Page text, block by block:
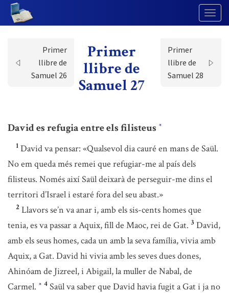
Primer
llibre de
Samuel 26
Primer
llibre de
Samuel 27
Primer
llibre de
Samuel 28
David es refugia entre els filisteus *
1 David va pensar: «Qualsevol dia cauré en mans de Saül.
No em queda més remei que refugiar-me al país dels
filisteus. Només així Saül deixarà de perseguir-me dins el
territori d’Israel i estaré fora del seu abast.»
2 Llavors se’n va anar i, amb els sis-cents homes que
tenia, es va passar a Aquix, fill de Maoc, rei de Gat. 3 David,
amb els seus homes, cada un amb la seva família, vivia amb
Aquix, a Gat. David hi vivia amb les seves dues dones,
Ahinóam de Jizreel, i Abigail, la muller de Nabal, de
Carmel. * 4 Saül va saber que David havia fugit a Gat i ja no